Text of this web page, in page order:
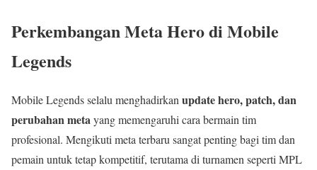
Perkembangan Meta Hero di Mobile
Legends
Mobile Legends selalu menghadirkan update hero, patch, dan
perubahan metayang memengaruhi cara bermain tim
profesional. Mengikuti meta terbaru sangat penting bagi tim dan
pemain untuk tetap kompetitif, terutama di turnamen seperti MPL